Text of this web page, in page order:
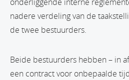
nadere verdeling van de
de twee bestuurders.
Beide bestuurders hebben – in
een contract voor onbepaalde